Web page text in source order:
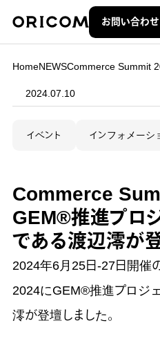
株式会社オリコムお問い合わせ
HomeNEWSCommerce Summit
2024.07.10
イベント インフォメーシ
Commerce
GEM®推進プロ
である渡辺澪が
2024年6月25日-27日開催
2024にGEM®推進プロジ
澪が登壇しました。